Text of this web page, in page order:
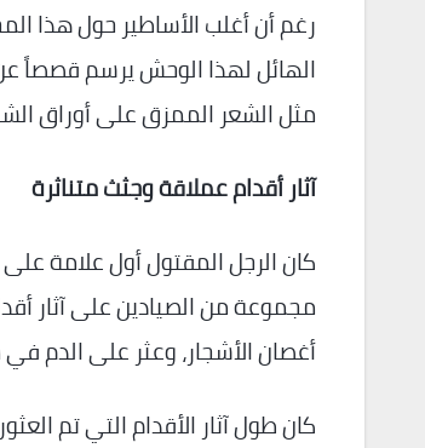
رغم أن أغلب الأساطير حول هذا
الهائل لهذا الوحش يرسم قصصاً عن
مثل الشعر الممزق على أوراق
آثار أقدام عملاقة وجثث متناثرة
كان الرجل المقتول أول علامة
مجموعة من الصيادين على آثار
أغصان الأشجار، وعثر على الدم